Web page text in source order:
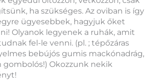
ha szükséges. Az oviban is így
ügyesebbek, hagyjuk őket
Olyanok legyenek a ruhák, amit
fel-le venni. (pl. ; tépőzáras
bebújós gumis mackónadrág,
gombolós!) Okozzunk nekik